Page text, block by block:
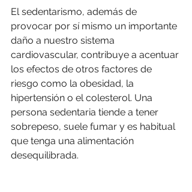
El sedentarismo, además de
provocar por sí mismo un importante
daño a nuestro sistema
cardiovascular, contribuye a acentuar
los efectos de otros factores de
riesgo como la obesidad, la
hipertensión o el colesterol. Una
persona sedentaria tiende a tener
sobrepeso, suele fumar y es habitual
que tenga una alimentación
desequilibrada.